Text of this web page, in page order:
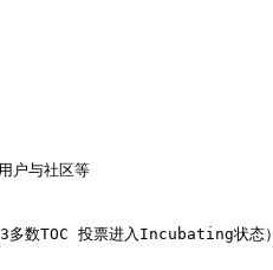
与社区等
TOC 投票进入Incubating状态）